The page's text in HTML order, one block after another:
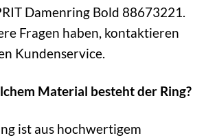
Damenring Bold 88673221.
Fragen haben, kontaktieren
Kundenservice.
Material besteht der Ring?
ist aus hochwertigem